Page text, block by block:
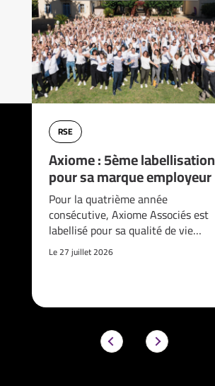
RSE
Axiome : 5ème labellisation
pour sa marque employeur
Pour la quatrième année
consécutive, Axiome Associés est
labellisé pour sa qualité de vie…
Le 27 juillet 2026